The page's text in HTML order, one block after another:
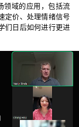
领域的应用，包括流
定价、处理情绪信号
们日后如何进行更进